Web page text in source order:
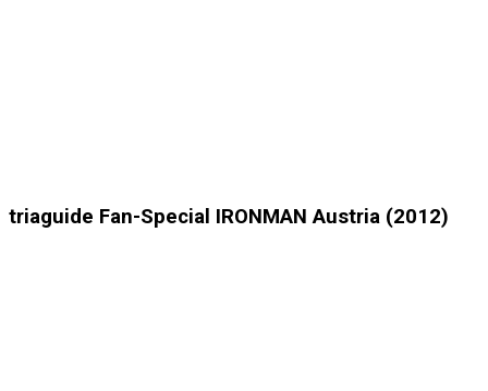
triaguide Fan-Special IRONMAN Austria (2012)